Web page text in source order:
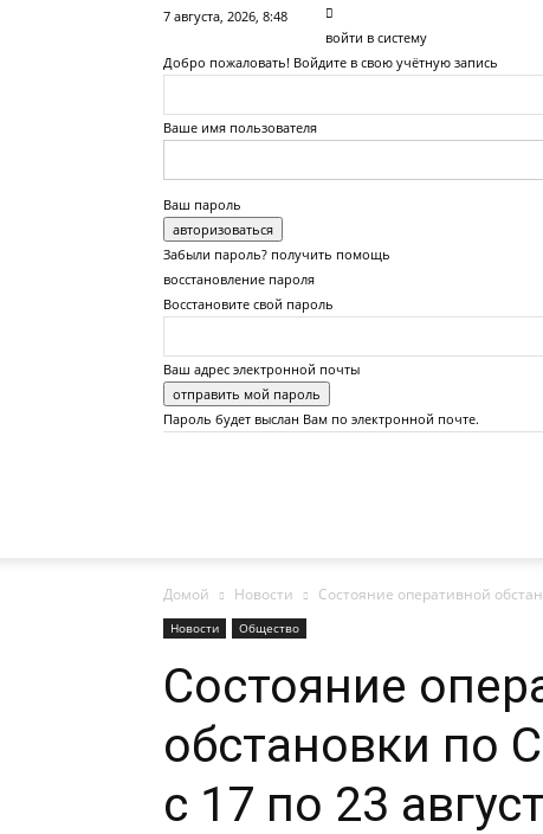
7 августа, 2026, 8:48
войти в систему
Добро пожаловать! Войдите в свою учётную запись
Ваше имя пользователя
Ваш пароль
Забыли пароль? получить помощь
восстановление пароля
Восстановите свой пароль
Ваш адрес электронной почты
Пароль будет выслан Вам по электронной почте.
газеты
«Районные
Домой Новости Состояние оперативной
Новости Общество
Состояние
обстановки по
с 17 по 23